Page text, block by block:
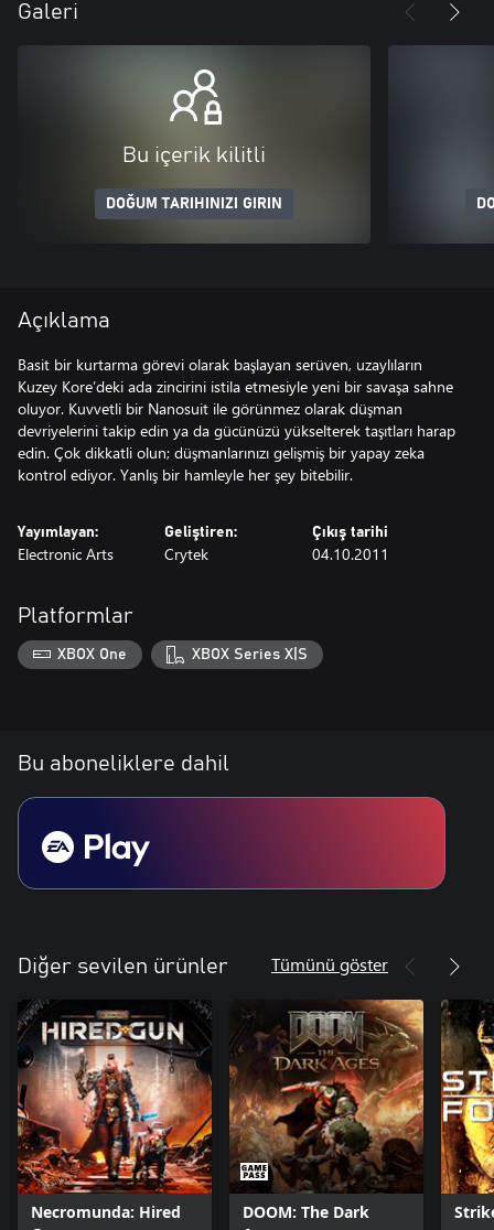
Galeri
Bu içerik kilitli
DOĞUM TARIHINIZI GIRIN
Açıklama
Basit bir kurtarma görevi olarak başlayan serüven, uzaylıların
Kuzey Kore’deki ada zincirini istila etmesiyle yeni bir savaşa sahne
oluyor. Kuvvetli bir Nanosuit ile görünmez olarak düşman
devriyelerini takip edin ya da gücünüzü yükselterek taşıtları harap
edin. Çok dikkatli olun; düşmanlarınızı gelişmiş bir yapay zeka
kontrol ediyor. Yanlış bir hamleyle her şey bitebilir.
Yayımlayan:
Electronic Arts
Geliştiren:
Crytek
Çıkış tarihi
04.10.2011
Platformlar
XBOX One XBOX Series X|S
Bu aboneliklere dahil
Diğer sevilen ürünler Tümünü göster
Necromunda: Hired
DOOM: The Dark